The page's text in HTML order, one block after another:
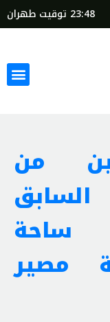
23:48 توقيت طهران
من
ساحة
مصير